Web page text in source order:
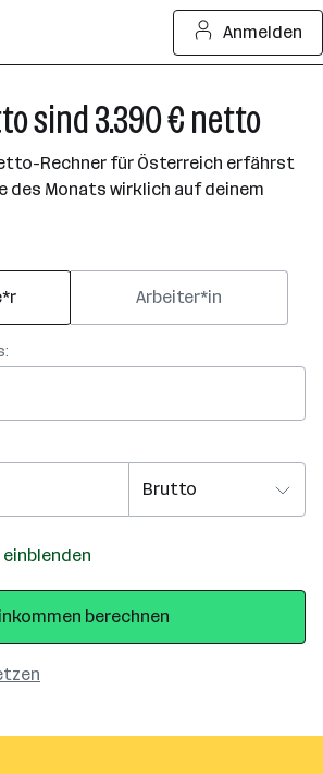
Anmelden
sind 3.390 € netto
Rechner für Österreich erfährst
des Monats wirklich auf deinem
Arbeiter*in
berechnen